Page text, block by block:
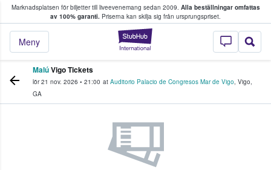
Marknadsplatsen för biljetter till liveevenemang sedan 2009. Alla beställningar omfattas
av 100% garanti. Priserna kan skilja sig från ursprungspriset.
StubHub – där
Meny
köper och säljer biljetter.
MalúVigo Tickets
lör 21 nov. 2026 • 21:00 at Auditorio Palacio de Congresos Mar de Vigo, Vigo,
GA